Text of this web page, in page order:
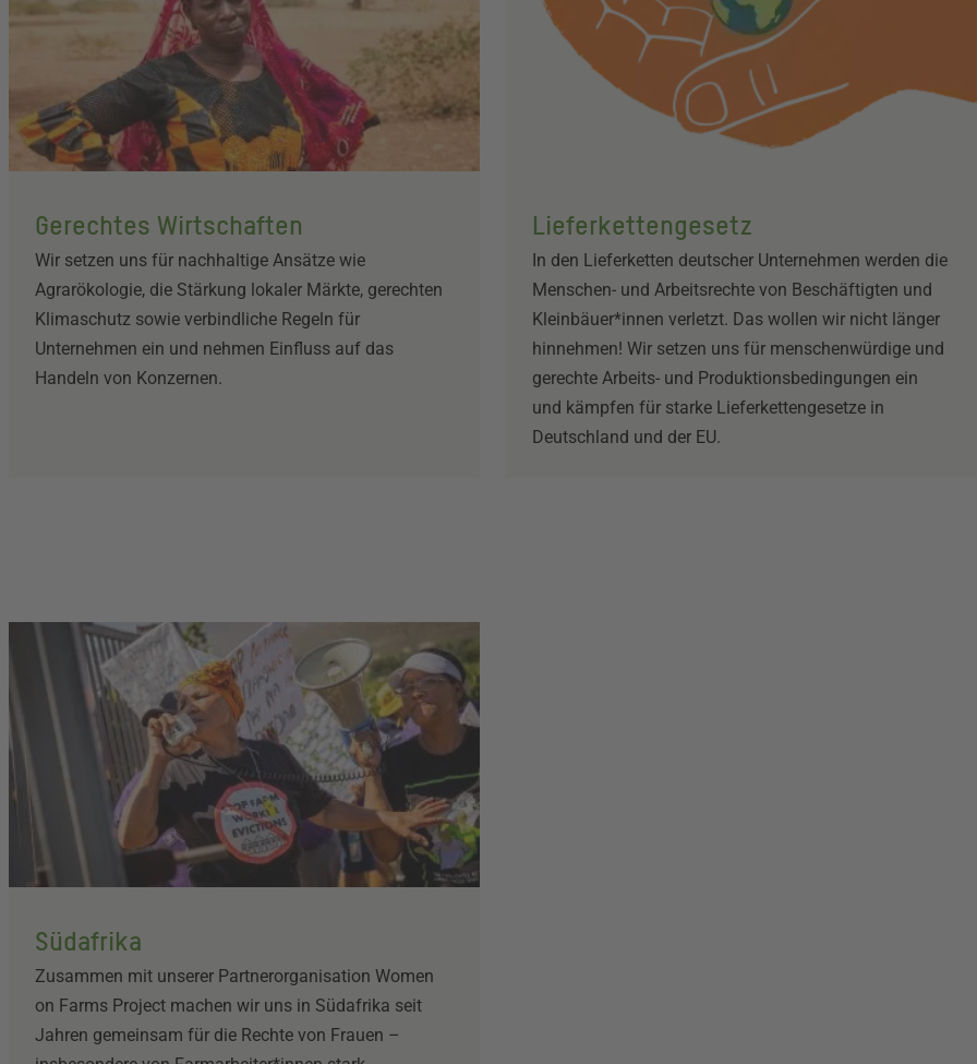
Gerechtes Wirtschaften
Wir setzen uns für nachhaltige Ansätze wie
Agrarökologie, die Stärkung lokaler Märkte, gerechten
Klimaschutz sowie verbindliche Regeln für
Unternehmen ein und nehmen Einfluss auf das
Handeln von Konzernen.
Lieferkettengesetz
In den Lieferketten deutscher Unternehmen werden die
Menschen- und Arbeitsrechte von Beschäftigten und
Kleinbäuer*innen verletzt. Das wollen wir nicht länger
hinnehmen! Wir setzen uns für menschenwürdige und
gerechte Arbeits- und Produktionsbedingungen ein
und kämpfen für starke Lieferkettengesetze in
Deutschland und der EU.
Südafrika
Zusammen mit unserer Partnerorganisation Women
on Farms Project machen wir uns in Südafrika seit
Jahren gemeinsam für die Rechte von Frauen –